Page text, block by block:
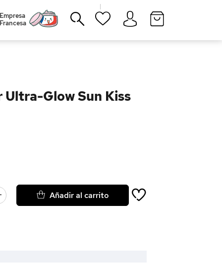
|
Empresa
Francesa
Glow Sun Kiss
Añadir al carrito